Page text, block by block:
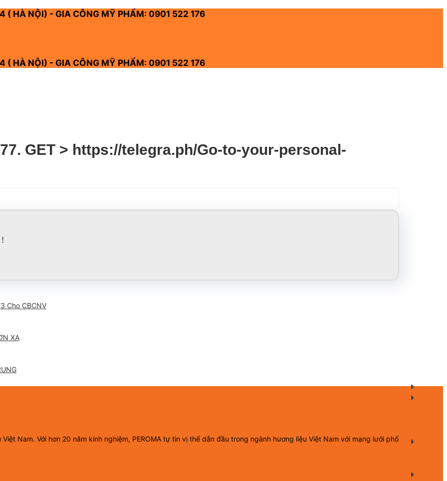
HÀ NỘI) - GIA CÔNG MỸ PHẨM: 0901 522 176
HÀ NỘI) - GIA CÔNG MỸ PHẨM: 0901 522 176
GET > https://telegra.ph/Go-to-your-personal-
Cho CBCNV
XA
Nam. Với hơn 20 năm kinh nghiệm, PEROMA tự tin vị thế dẫn đầu trong ngành hương liệu Việt Nam với mạng lưới phổ